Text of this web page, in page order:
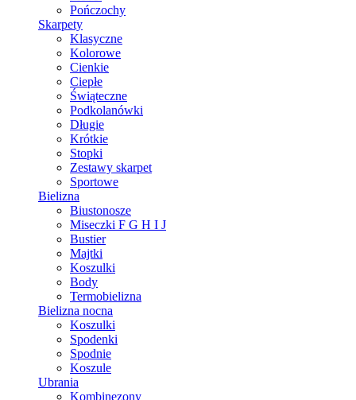
Pończochy
Skarpety
Klasyczne
Kolorowe
Cienkie
Ciepłe
Świąteczne
Podkolanówki
Długie
Krótkie
Stopki
Zestawy skarpet
Sportowe
Bielizna
Biustonosze
Miseczki F G H I J
Bustier
Majtki
Koszulki
Body
Termobielizna
Bielizna nocna
Koszulki
Spodenki
Spodnie
Koszule
Ubrania
Kombinezony